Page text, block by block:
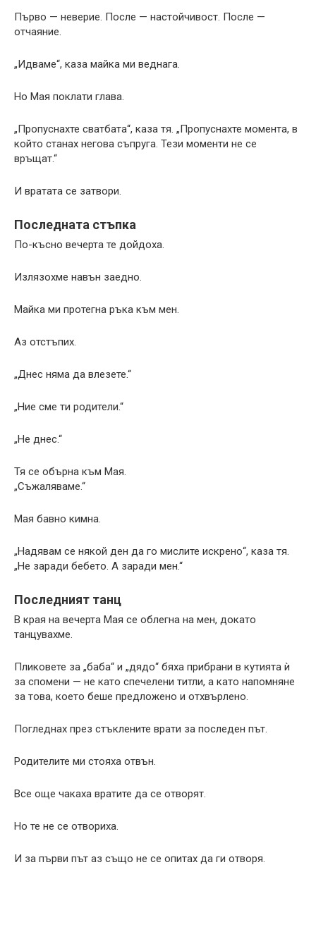
Първо — неверие. После — настойчивост. После —
отчаяние.
„Идваме“, каза майка ми веднага.
Но Мая поклати глава.
„Пропуснахте сватбата“, каза тя. „Пропуснахте момента, в
който станах негова съпруга. Тези моменти не се
връщат.“
И вратата се затвори.
Последната стъпка
По-късно вечерта те дойдоха.
Излязохме навън заедно.
Майка ми протегна ръка към мен.
Аз отстъпих.
„Днес няма да влезете.“
„Ние сме ти родители.“
„Не днес.“
Тя се обърна към Мая.
„Съжаляваме.“
Мая бавно кимна.
„Надявам се някой ден да го мислите искрено“, каза тя.
„Не заради бебето. А заради мен.“
Последният танц
В края на вечерта Мая се облегна на мен, докато
танцувахме.
Пликовете за „баба“ и „дядо“ бяха прибрани в кутията ѝ
за спомени — не като спечелени титли, а като напомняне
за това, което беше предложено и отхвърлено.
Погледнах през стъклените врати за последен път.
Родителите ми стояха отвън.
Все още чакаха вратите да се отворят.
Но те не се отвориха.
И за първи път аз също не се опитах да ги отворя.